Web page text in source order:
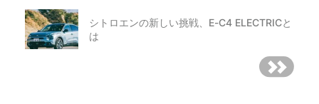
シトロエンの新しい挑戦、E-C4 ELECTRICと
は